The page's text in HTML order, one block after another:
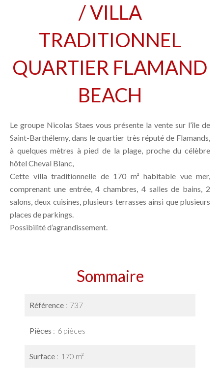
/ VILLA
TRADITIONNEL
QUARTIER FLAMAND
BEACH
Le groupe Nicolas Staes vous présente la vente sur l’île de
Saint-Barthélemy, dans le quartier très réputé de Flamands,
à quelques mètres à pied de la plage, proche du célèbre
hôtel Cheval Blanc,
Cette villa traditionnelle de 170 m² habitable vue mer,
comprenant une entrée, 4 chambres, 4 salles de bains, 2
salons, deux cuisines, plusieurs terrasses ainsi que plusieurs
places de parkings.
Possibilité d’agrandissement.
Sommaire
Référence 737
Pièces 6 pièces
Surface 170 m²